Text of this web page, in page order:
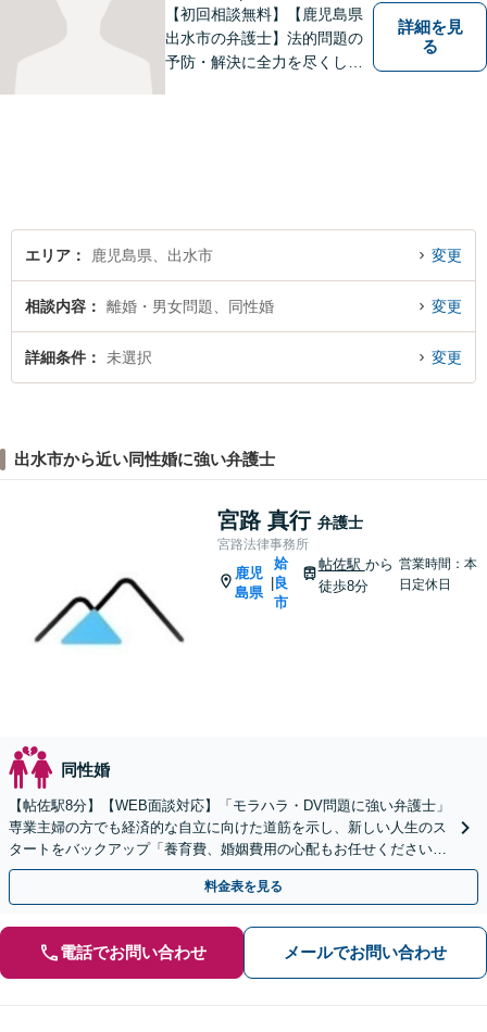
【初回相談無料】【鹿児島県
出水市の弁護士】法的問題の
予防・解決に全力を尽くしま
詳細を見
る
エリア 鹿児島県、出水市 変更
相談内容 離婚・男女問題、同性婚 変更
詳細条件 未選択 変更
出水市から近い同性婚に強い弁護士
宮路 真行 弁護士
宮路法律事務所
鹿児
島県
姶
良
市
帖佐駅 から
徒歩8分
営業時間：本
日定休日
同性婚
【帖佐駅8分】【WEB面談対応】「モラハラ・DV問題に強い弁護士」
専業主婦の方でも経済的な自立に向けた道筋を示し、新しい人生のス
タートをバックアップ「養育費、婚姻費用の心配もお任せください」
経営者特有の離婚問題に対応【休日・夜間相談可】
料金表を見る
電話でお問い合わせ メールでお問い合わせ